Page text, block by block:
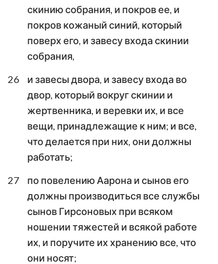
скинию собрания, и покров ее, и
покров кожаный синий, который
поверх его, и завесу входа скинии
собрания,
26
и завесы двора, и завесу входа во
двор, который вокруг скинии и
жертвенника, и веревки их, и все
вещи, принадлежащие к ним; и все,
что делается при них, они должны
работать;
27
по повелению Аарона и сынов его
должны производиться все службы
сынов Гирсоновых при всяком
ношении тяжестей и всякой работе
их, и поручите их хранению все, что
они носят;